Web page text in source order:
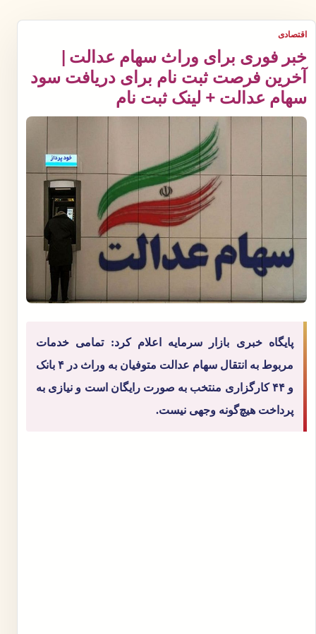
اقتصادی
خبر فوری برای وراث سهام عدالت |
آخرین فرصت ثبت نام برای دریافت سود
سهام عدالت + لینک ثبت نام
پایگاه خبری بازار سرمایه اعلام کرد: تمامی خدمات
مربوط به انتقال سهام عدالت متوفیان به وراث در ۴ بانک
و ۴۴ کارگزاری منتخب به صورت رایگان است و نیازی به
پرداخت هیچ‌گونه وجهی نیست.